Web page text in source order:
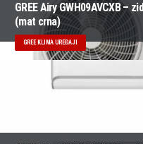
GREE Airy GWH09AVCXB –
(mat crna)
GREE KLIMA UREĐAJI